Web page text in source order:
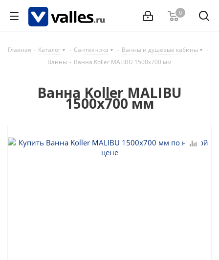
0
Главная - Каталог - Сантехника - Ванны и душевые кабины
-
Ванны - Ванна Koller MALIBU 1500x700 мм
Ванна Koller MALIBU
1500x700 мм